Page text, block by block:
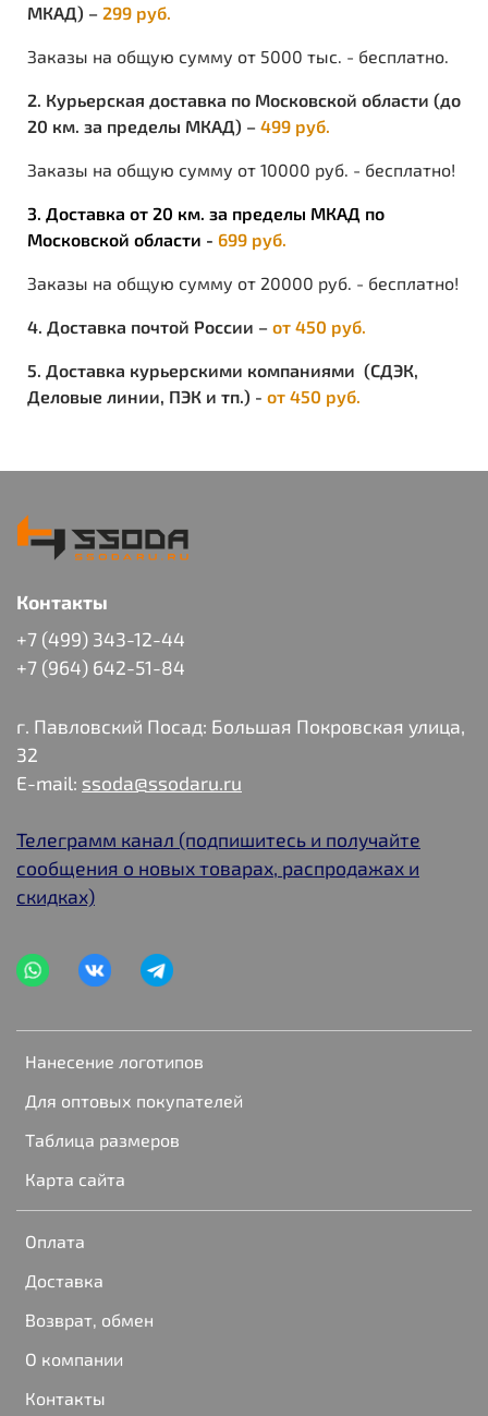
МКАД) – 299 руб.
Заказы на общую сумму от 5000 тыс. - бесплатно.
2. Курьерская доставка по Московской области (до
20 км. за пределы МКАД) – 499 руб.
Заказы на общую сумму от 10000 руб. - бесплатно!
3. Доставка от 20 км. за пределы МКАД по
Московской области - 699 руб.
Заказы на общую сумму от 20000 руб. - бесплатно!
4. Доставка почтой России – от 450 руб.
5. Доставка курьерскими компаниями (СДЭК,
Деловые линии, ПЭК и тп.) - от 450 руб.
Нанесение логотипов
Для оптовых покупателей
Таблица размеров
Карта сайта
Оплата
Доставка
Возврат, обмен
О компании
Контакты
Контакты
+7 (499) 343-12-44
+7 (964) 642-51-84
г. Павловский Посад: Большая Покровская улица,
32
E-mail: ssoda@ssodaru.ru
Телеграмм канал (подпишитесь и получайте
сообщения о новых товарах, распродажах и
скидках)